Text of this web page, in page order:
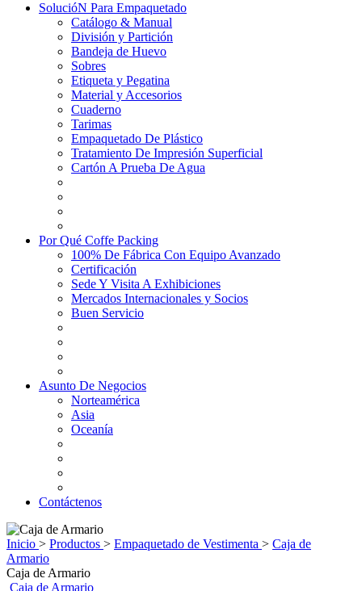
SolucióN Para Empaquetado
Catálogo & Manual
División y Partición
Bandeja de Huevo
Sobres
Etiqueta y Pegatina
Material y Accesorios
Cuaderno
Tarimas
Empaquetado De Plástico
Tratamiento De Impresión Superficial
Cartón A Prueba De Agua
Por Qué Coffe Packing
100% De Fábrica Con Equipo Avanzado
Certificación
Sede Y Visita A Exhibiciones
Mercados Internacionales y Socios
Buen Servicio
Asunto De Negocios
Norteamérica
Asia
Oceanía
Contáctenos
Inicio > Productos > Empaquetado de Vestimenta > Caja de
Armario
Caja de Armario